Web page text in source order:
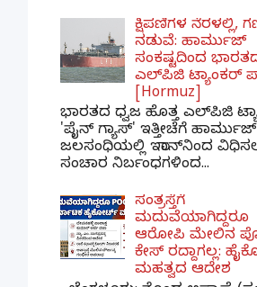
ಕ್ಷಿಪಣಿಗಳ ನೆರಳಲ್ಲಿ,
ನಡುವೆ: ಹಾರ್ಮುಜ್
ಸಂಕಷ್ಟದಿಂದ
ಎಲ್‌ಪಿಜಿ ಟ್ಯಾಂಕರ್
[Hormuz]
ಭಾರತದ ಧ್ವಜ ಹೊತ್ತ ಎಲ್‌ಪಿಜಿ
'ಪೈನ್ ಗ್ಯಾಸ್' ಇತ್ತೀಚೆಗೆ ಹಾರ್ಮುಜ್
ಜಲಸಂಧಿಯಲ್ಲಿ ಇರಾನ್‌ನಿಂದ
ಸಂಚಾರ ನಿರ್ಬಂಧಗಳಿಂದ...
ಸಂತ್ರಸ್ತೆಗೆ
ಮದುವೆಯಾಗಿದ್ದರೂ
ಆರೋಪಿ ಮೇಲಿನ
ಕೇಸ್ ರದ್ದಾಗಲ್ಲ:
ಮಹತ್ವದ ಆದೇಶ